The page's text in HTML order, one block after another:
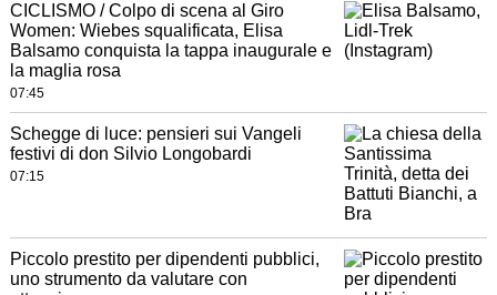
CICLISMO / Colpo di scena al Giro
Women: Wiebes squalificata, Elisa
Balsamo conquista la tappa inaugurale e
la maglia rosa
07:45
Schegge di luce: pensieri sui Vangeli
festivi di don Silvio Longobardi
07:15
Piccolo prestito per dipendenti pubblici,
uno strumento da valutare con